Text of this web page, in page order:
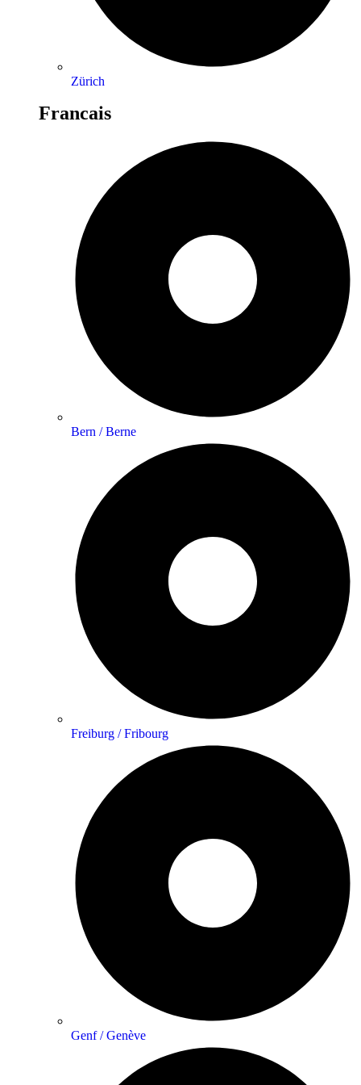
Zürich
Francais
Bern / Berne
Freiburg / Fribourg
Genf / Genève